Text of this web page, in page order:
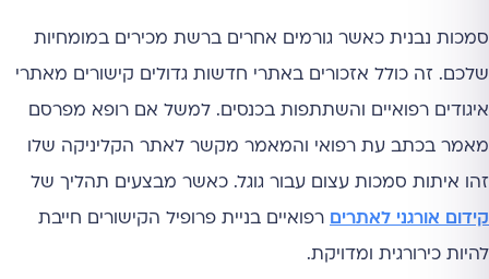
סמכות נבנית כאשר גורמים אחרים ברשת מכירים במומחיות
שלכם. זה כולל אזכורים באתרי חדשות גדולים קישורים מאתרי
איגודים רפואיים והשתתפות בכנסים. למשל אם רופא מפרסם
מאמר בכתב עת רפואי והמאמר מקשר לאתר הקליניקה שלו
זהו איתות סמכות עצום עבור גוגל. כאשר מבצעים תהליך של
קידום אורגני לאתרים רפואיים בניית פרופיל הקישורים חייבת
להיות כירורגית ומדויקת.